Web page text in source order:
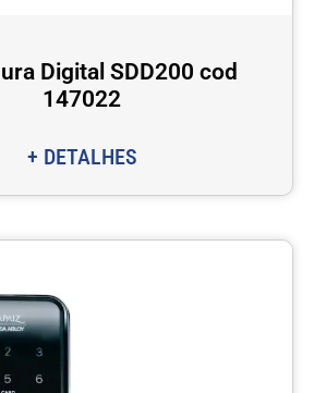
Digital SDD200 cod
147022
+ DETALHES